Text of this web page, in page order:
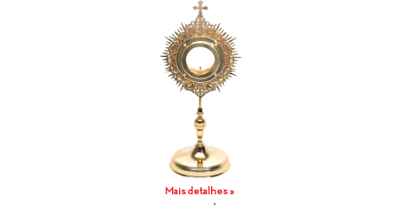
Mais detalhes »